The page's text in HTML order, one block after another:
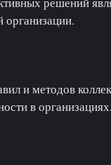
организации.
и методов
в организациях.